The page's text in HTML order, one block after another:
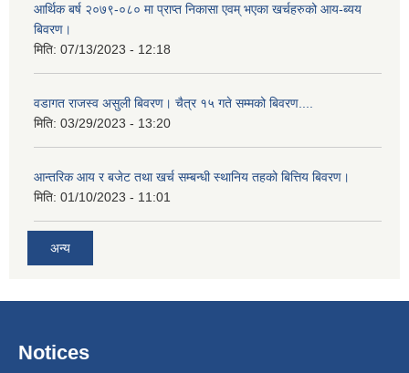
आर्थिक बर्ष २०७९-०८० मा प्राप्त निकासा एवम् भएका खर्चहरुको आय-ब्यय
बिवरण।
मिति: 07/13/2023 - 12:18
वडागत राजस्व असुली बिवरण। चैत्र १५ गते सम्मको बिवरण....
मिति: 03/29/2023 - 13:20
आन्तरिक आय र बजेट तथा खर्च सम्बन्धी स्थानिय तहको बित्तिय बिवरण।
मिति: 01/10/2023 - 11:01
अन्य
Notices